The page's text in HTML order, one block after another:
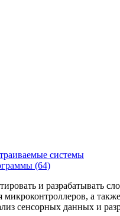
системы
(64)
и
а
сенсорных данных и